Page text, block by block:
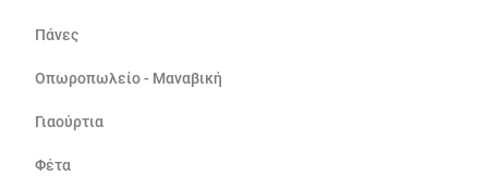
Πάνες
Οπωροπωλείο - Μαναβική
Γιαούρτια
Φέτα